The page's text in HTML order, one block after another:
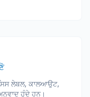
ਲੇਬਲ, ਕਾਲਆਉਟ,
ਹੁੰਦੇ ਹਨ।